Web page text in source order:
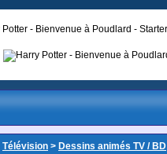
Télévision > Dessins animés TV / BD